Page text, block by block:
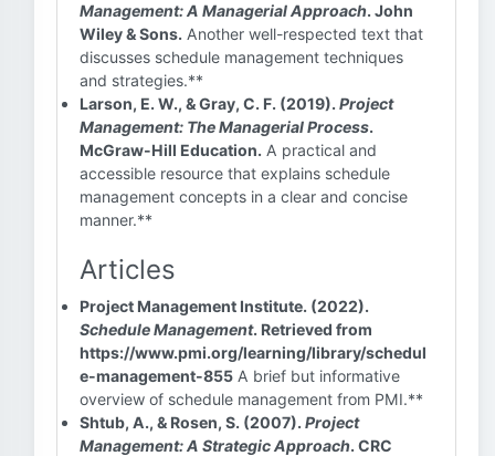
Management: A Managerial Approach. John
Wiley & Sons. Another well-respected text that
discusses schedule management techniques
and strategies.**
Larson, E. W., & Gray, C. F. (2019). Project
Management: The Managerial Process.
McGraw-Hill Education. A practical and
accessible resource that explains schedule
management concepts in a clear and concise
manner.**
Articles
Project Management Institute. (2022).
Schedule Management. Retrieved from
https://www.pmi.org/learning/library/schedul
e-management-855 A brief but informative
overview of schedule management from PMI.**
Shtub, A., & Rosen, S. (2007). Project
Management: A Strategic Approach. CRC